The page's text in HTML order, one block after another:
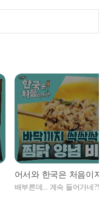
어서와 한국은 처음이지
배부른데... 계속 들어가네?!